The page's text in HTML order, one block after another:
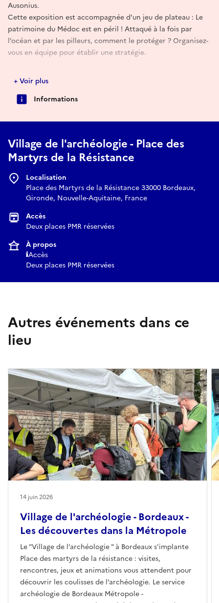
Ausonius.
Cette exposition est accompagnée d'un jeu de plateau : Le
patrimoine du Médoc est en péril ! Attaqué à la fois par
l’océan et par les pilleurs, comment le protéger ? Organisez-
vous en équipe pour établir une stratégie.
Le "Village de l'archéologie" est organisé par Cap'Archéo /
Cap sciences, l'Inrap, l’Université Bordeaux Montaigne
+ Voir plus
Informations
Village de l'archéologie - Place des
Martyrs de la Résistance
Localisation
Place des Martyrs de la Résistance 33000 Bordeaux,
Gironde, Nouvelle-Aquitaine, France
Accès
Deux places PMR réservées
À propos
Accès
Deux places PMR réservées
Autres événements dans ce
lieu
Village de l'archéologie - Bordeaux -
Les découvertes dans la Métropole
Le "Village de l’archéologie " à Bordeaux s'implante
Place des martyrs de la résistance : visites,
rencontres, jeux et animations vous attendent pour
découvrir les coulisses de l’archéologie. Le service
archéologie de Bordeaux Métropole -
14 juin 2026